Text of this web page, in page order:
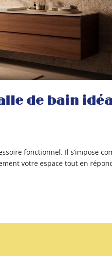
de bain
fonctionnel. Il s’impose
votre espace tout en